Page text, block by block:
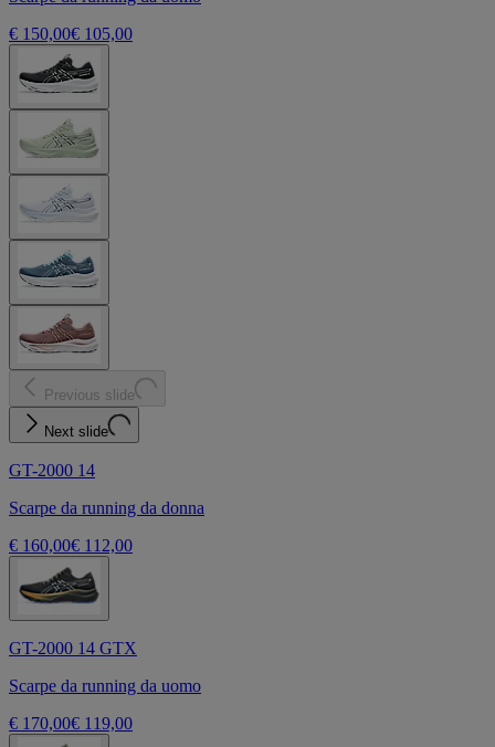
€ 150,00€ 105,00
Previous slide
Next slide
GT-2000 14
Scarpe da running da donna
€ 160,00€ 112,00
GT-2000 14 GTX
Scarpe da running da uomo
€ 170,00€ 119,00